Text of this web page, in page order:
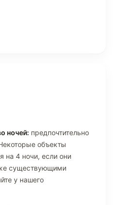
ночей: предпочтительно
объекты
на 4 ночи, если они
существующими
у нашего